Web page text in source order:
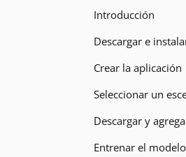
Introducción
Descargar e
Crear la aplicación
Seleccionar un
Descargar y
Entrenar el modelo